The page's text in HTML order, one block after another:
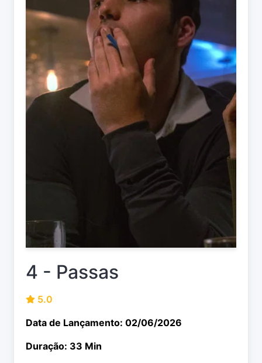
4 - Passas
5.0
Data de Lançamento: 02/06/2026
Duração: 33 Min